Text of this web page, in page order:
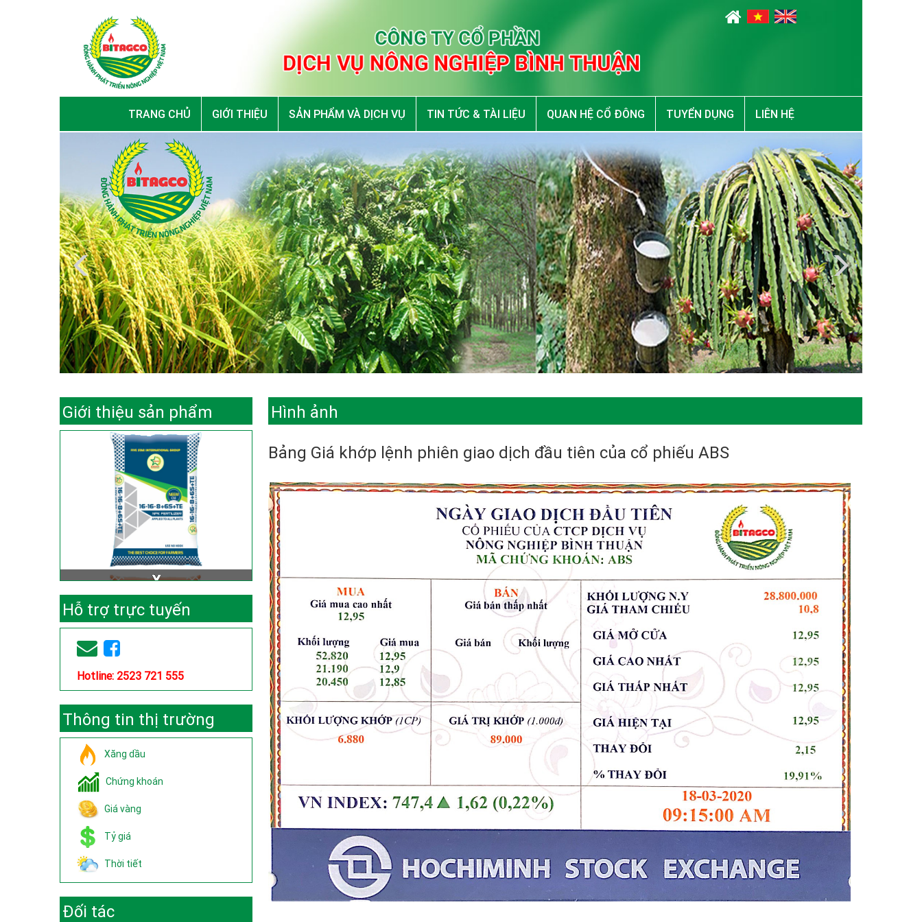
TRANG CHỦ GIỚI THIỆU SẢN PHẨM VÀ DỊCH VỤ TIN TỨC & TÀI LIỆU QUAN HỆ CỔ ĐÔNG TUYỂN DỤNG LIÊN HỆ
Giới thiệu sản phẩm
Hỗ trợ trực tuyến
Hotline: 2523 721 555
Thông tin thị trường
Xăng dầu
Chứng khoán
Giá vàng
Tỷ giá
Thời tiết
Đối tác
Hình ảnh
Bảng Giá khớp lệnh phiên giao dịch đầu tiên của cổ phiếu ABS